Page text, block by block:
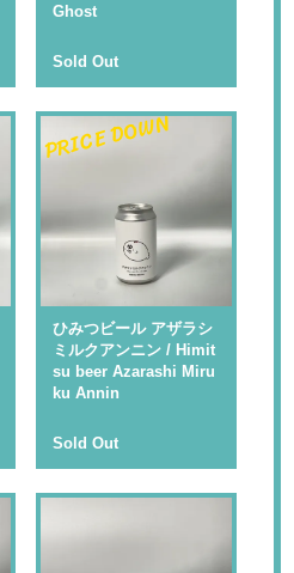
Ghost
Sold Out
PRICE DOWN
ひみつビール アザラシ
ミルクアンニン / Himit
su beer Azarashi Miru
ku Annin
Sold Out